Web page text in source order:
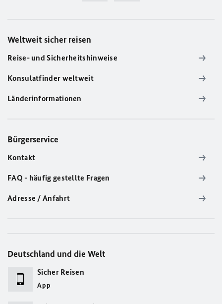
Weltweit sicher reisen
Reise- und Sicherheitshinweise
Konsulatfinder weltweit
Länderinformationen
Bürgerservice
Kontakt
FAQ - häufig gestellte Fragen
Adresse / Anfahrt
Deutschland und die Welt
Sicher Reisen
App